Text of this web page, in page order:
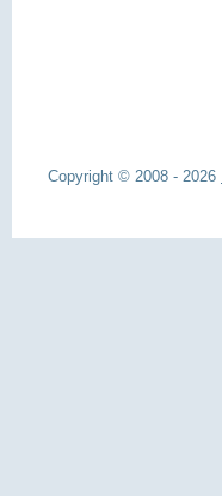
Copyright © 2008 - 2026